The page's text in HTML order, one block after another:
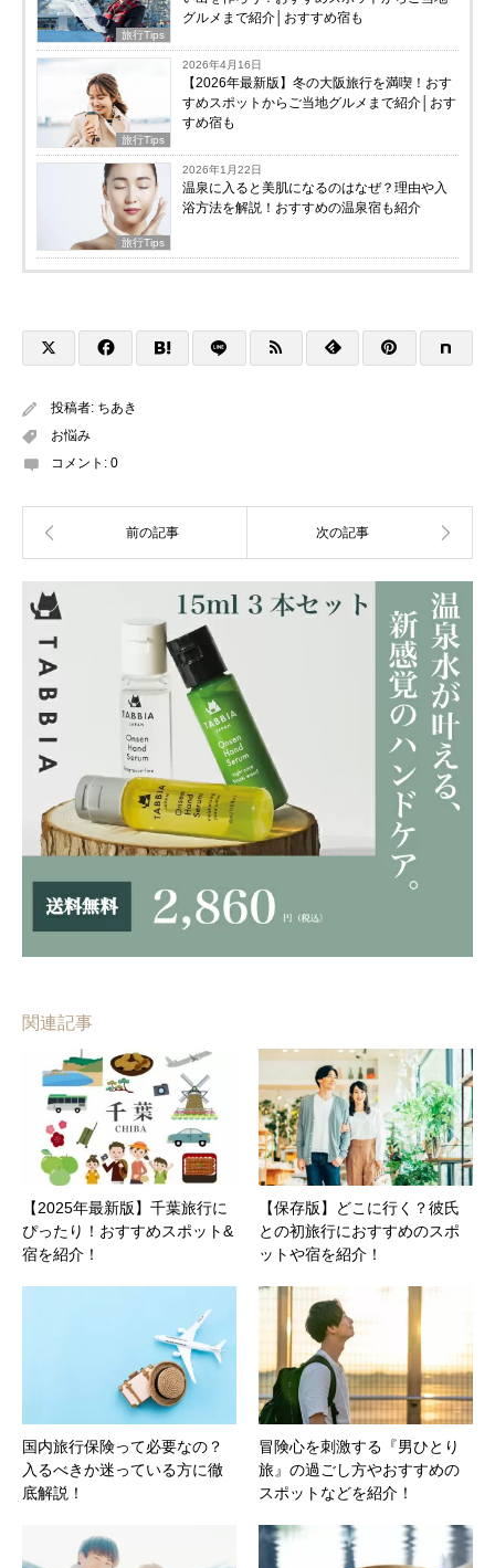
旅行Tips
グルメまで紹介│おすすめ宿も
旅行Tips
2026年4月16日
【2026年最新版】冬の大阪旅行を満喫！おす
すめスポットからご当地グルメまで紹介│おす
すめ宿も
旅行Tips
2026年1月22日
温泉に入ると美肌になるのはなぜ？理由や入
浴方法を解説！おすすめの温泉宿も紹介
投稿者: ちあき
お悩み
コメント: 0
関連記事
【2025年最新版】千葉旅行に
ぴったり！おすすめスポット&
宿を紹介！
【保存版】どこに行く？彼氏
との初旅行におすすめのスポ
ットや宿を紹介！
国内旅行保険って必要なの？
入るべきか迷っている方に徹
底解説！
冒険心を刺激する『男ひとり
旅』の過ごし方やおすすめの
スポットなどを紹介！